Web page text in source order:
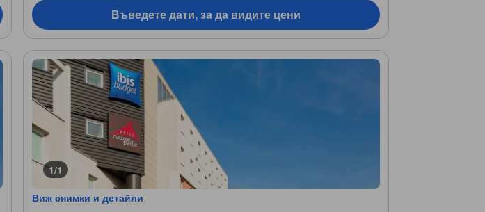
Въведете дати, за да видите цени
1/1
Виж снимки и детайли